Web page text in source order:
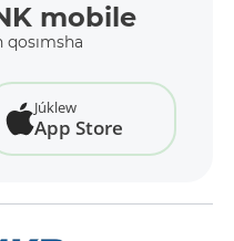
mobile
qosımsha
Júklew
App Store